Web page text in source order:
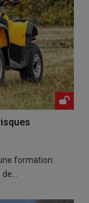
formation
de…